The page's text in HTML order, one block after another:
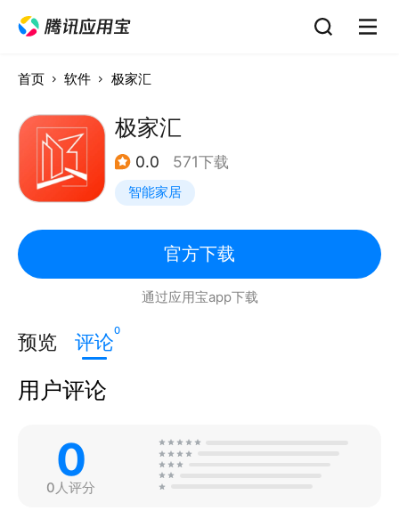
首页 软件 极家汇
极家汇
0.0 571下载
智能家居
官方下载
通过应用宝app下载
预览 评论0
用户评论
0
0人评分